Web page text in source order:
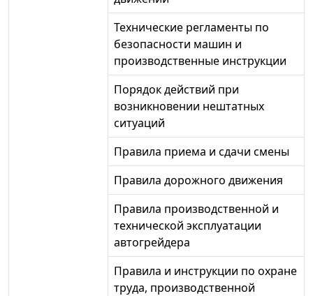
Технические регламенты по
безопасности машин и
производственные инструкции
Порядок действий при
возникновении нештатных
ситуаций
Правила приема и сдачи смены
Правила дорожного движения
Правила производственной и
технической эксплуатации
автогрейдера
Правила и инструкции по охране
труда, производственной